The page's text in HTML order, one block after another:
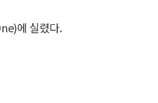
에 실렸다.